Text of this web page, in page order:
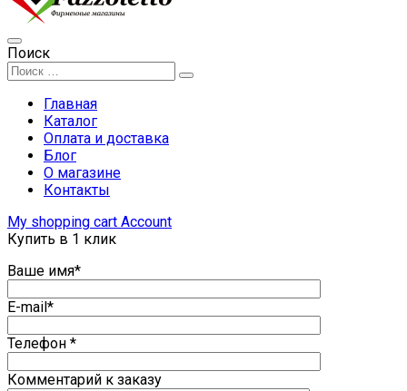
Поиск
Главная
Каталог
Оплата и доставка
Блог
О магазине
Контакты
My shopping cart Account
Купить в 1 клик
Ваше имя*
E-mail*
Телефон *
Комментарий к заказу